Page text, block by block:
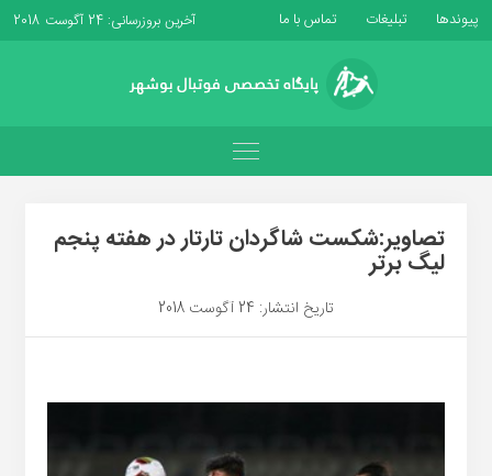
پیوندها تبلیغات تماس با ما آخرین بروزرسانی: 24 آگوست 2018
تصاویر:شکست شاگردان تارتار در هفته پنجم
لیگ برتر
تاریخ انتشار: 24 آگوست 2018